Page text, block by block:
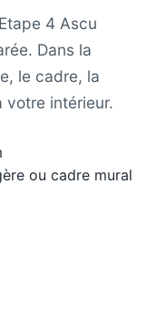
4 Ascu
Dans la
le cadre, la
votre intérieur.
ou cadre mural